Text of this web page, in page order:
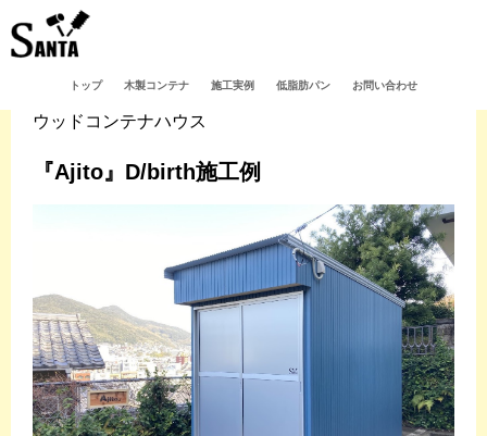
トップ 木製コンテナ 施工実例 低脂肪パン お問い合わせ
ウッドコンテナハウス
『Ajito』D/birth施工例